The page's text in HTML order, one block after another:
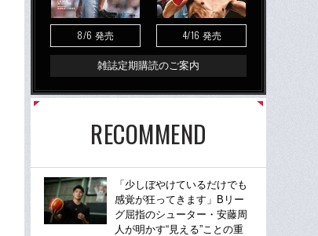
8/6 発売 4/16 発売
雑誌定期購読のご案内
RECOMMEND
「少しぼやけているだけでも
感覚が狂ってきます」Bリー
グ屈指のシューター・安藤周
人が明かす“見える”ことの重